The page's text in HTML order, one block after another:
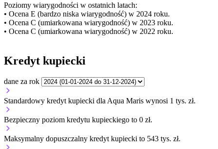
Poziomy wiarygodności w ostatnich latach:
• Ocena E (bardzo niska wiarygodność) w 2024 roku.
• Ocena C (umiarkowana wiarygodność) w 2023 roku.
• Ocena C (umiarkowana wiarygodność) w 2022 roku.
Kredyt kupiecki
dane za rok
Standardowy kredyt kupiecki dla Aqua Maris wynosi 1 tys. zł.
Bezpieczny poziom kredytu kupieckiego to 0 zł.
Maksymalny dopuszczalny kredyt kupiecki to 543 tys. zł.